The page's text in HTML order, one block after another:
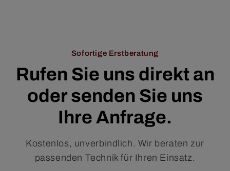
Sofortige Erstberatung
Rufen Sie uns direkt an
oder senden Sie uns
Ihre Anfrage.
Kostenlos, unverbindlich. Wir beraten zur
passenden Technik für Ihren Einsatz.